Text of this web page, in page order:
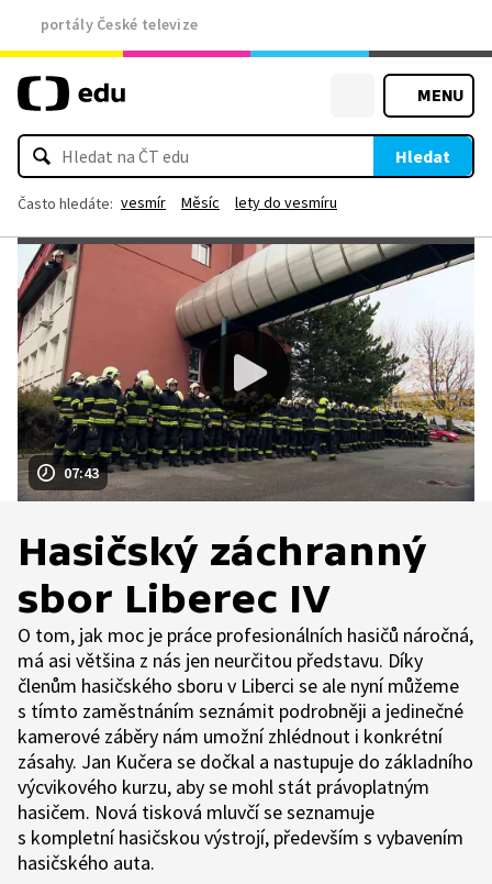
portály České televize
MENU
Hledat
Často hledáte: vesmír Měsíc lety do vesmíru
07:43
Hasičský záchranný
sbor Liberec IV
O tom, jak moc je práce profesionálních hasičů náročná,
má asi většina z nás jen neurčitou představu. Díky
členům hasičského sboru v Liberci se ale nyní můžeme
s tímto zaměstnáním seznámit podrobněji a jedinečné
kamerové záběry nám umožní zhlédnout i konkrétní
zásahy. Jan Kučera se dočkal a nastupuje do základního
výcvikového kurzu, aby se mohl stát právoplatným
hasičem. Nová tisková mluvčí se seznamuje
s kompletní hasičskou výstrojí, především s vybavením
hasičského auta.